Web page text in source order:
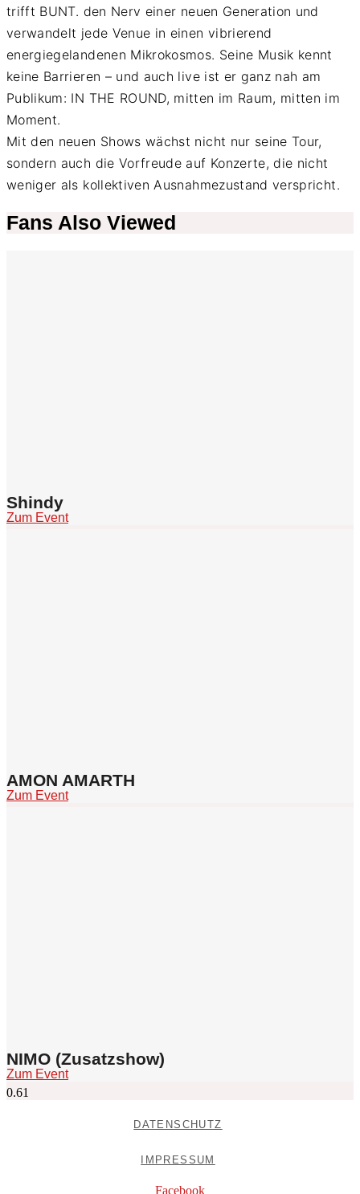
trifft BUNT. den Nerv einer neuen Generation und
verwandelt jede Venue in einen vibrierend
energiegelandenen Mikrokosmos. Seine Musik kennt
keine Barrieren – und auch live ist er ganz nah am
Publikum: IN THE ROUND, mitten im Raum, mitten im
Moment.
Mit den neuen Shows wächst nicht nur seine Tour,
sondern auch die Vorfreude auf Konzerte, die nicht
weniger als kollektiven Ausnahmezustand verspricht.
Fans Also Viewed
Shindy
Zum Event
AMON AMARTH
Zum Event
NIMO (Zusatzshow)
Zum Event
DATENSCHUTZ
IMPRESSUM
Facebook